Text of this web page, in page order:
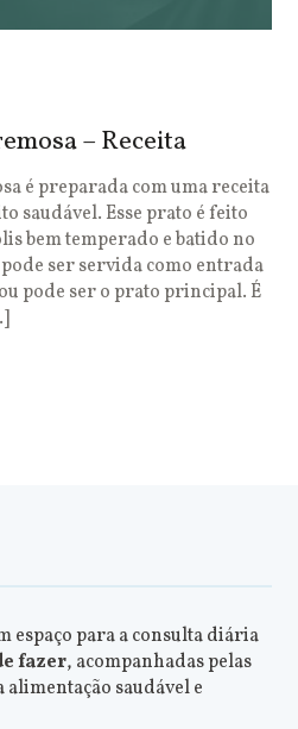
– Receita
é preparada com uma receita
saudável. Esse prato é feito
bem temperado e batido no
ser servida como entrada
pode ser o prato principal. É
espaço para a consulta diária
fazer, acompanhadas pelas
saudável e